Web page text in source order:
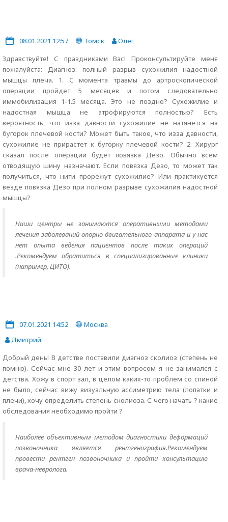
08.01.2021 12:57 Томск
Олег
Здравствуйте! С праздниками Вас! Проконсультируйте меня
пожалуйста: Диагноз: полный разрыв сухожилия надостной
мышцы плеча. 1. С момента травмы до артроскопической
операции пройдет 5 месяцев и потом следовательно
иммобилизация 1-1.5 месяца. Это не поздно? Сухожилие и
надостная мышца не атрофируются полностью? Есть
вероятность, что изза давности сухожилие не натянется на
бугорок плечевой кости? Может быть такое, что изза давности,
сухожилие не прирастет к бугорку плечевой кости? 2. Хирург
сказал после операции будет повязка Дезо. Обычно всем
отводящую шину назначают. Если повязка Дезо, то может так
получиться, что нити прорежут сухожилие? Или практикуется
везде повязка Дезо при полном разрыве сухожилия надостной
мышцы?
Наши центры не занимаются оперативными методами
лечения заболеваний опорно-двигательного аппарата и у нас
нет опыта ведения пациентов после таких операций
.Рекомендуем обратиться в специализированные клиники
(например, ЦИТО).
07.01.2021 14:52
Москва
Дмитрий
Добрый день! В детстве поставили диагноз сколиоз (степень не
помню). Сейчас мне 30 лет и этим вопросом я не занимался с
детства. Хожу в спорт зал, в целом каких-то проблем со спиной
не было, сейчас вижу визуальную ассиметрию тела (лопатки и
плечи), хочу определить степень сколиоза. С чего начать ? какие
обследования необходимо пройти ?
Наиболее объективным методом диагностики деформаций
позвоночника является рентгенография.Рекомендуем
провести рентген позвоночника и пройти консультацию
врача-невролога.